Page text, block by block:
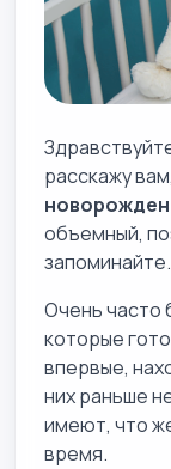
расскажу вам,
объемный,
запоминайте.
Очень часто
которые
впервые,
них раньше
имеют, что
время.